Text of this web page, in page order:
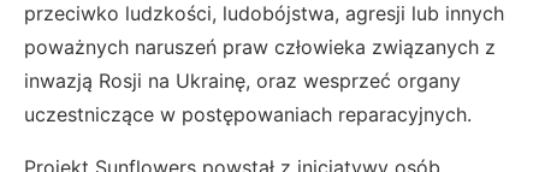
przeciwko ludzkości, ludobójstwa, agresji lub innych
poważnych naruszeń praw człowieka związanych z
inwazją Rosji na Ukrainę, oraz wesprzeć organy
uczestniczące w postępowaniach reparacyjnych.